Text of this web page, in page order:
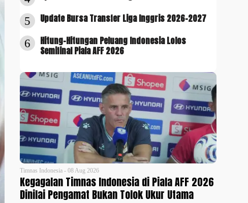
5 Update Bursa Transfer Liga Inggris 2026-2027
6
Hitung-Hitungan Peluang Indonesia Lolos
Semifinal Piala AFF 2026
Timnas Indonesia - 08 Aug 2026
Kegagalan Timnas Indonesia di Piala AFF 2026
Dinilai Pengamat Bukan Tolok Ukur Utama